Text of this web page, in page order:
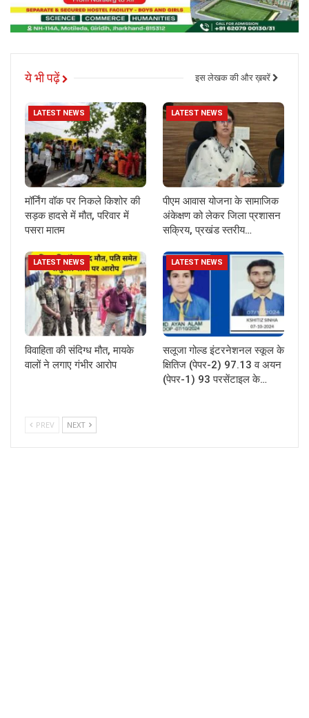
ये भी पढ़ें इस लेखक की और ख़बरें
LATEST NEWS
मॉर्निंग वॉक पर निकले किशोर की
सड़क हादसे में मौत, परिवार में
पसरा मातम
LATEST NEWS
पीएम आवास योजना के सामाजिक
अंकेक्षण को लेकर जिला प्रशासन
सक्रिय, प्रखंड स्तरीय…
LATEST NEWS
विवाहिता की संदिग्ध मौत, मायके
वालों ने लगाए गंभीर आरोप
LATEST NEWS
सलूजा गोल्ड इंटरनेशनल स्कूल के
क्षितिज (पेपर-2) 97.13 व अयन
(पेपर-1) 93 परसेंटाइल के…
PREV NEXT